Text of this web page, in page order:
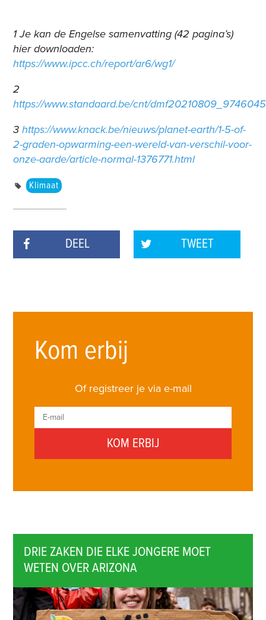
1 Je kan de Engelse samenvatting (42 pagina’s)
hier downloaden:
https://www.ipcc.ch/report/ar6/wg1/
2
https://www.standaard.be/cnt/
3https://www.knack.be/nieuws/planet-earth/1-5-of-
2-graden-opwarming-een-wereld-van-verschil-voor-
onze-aarde/article-normal-1376771.html
Klimaat
DEEL TWEET
Kom erbij
Of registreer je via e-mail
DRIE ZAKEN DIE ELKE JONGERE MOET
WETEN OVER ARIZONA